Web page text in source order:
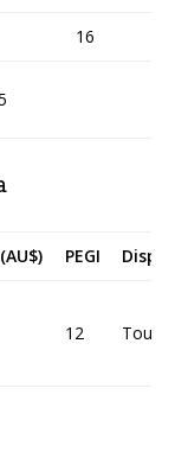
16
PEGI
12 Tous